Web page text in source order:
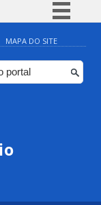
BR
MAPA DO SITE